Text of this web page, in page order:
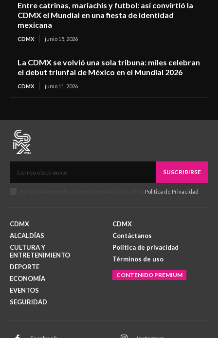
Entre catrinas, mariachis y futbol: así convirtió la
CDMX el Mundial en una fiesta de identidad
mexicana
CDMX junio 15, 2026
La CDMX se volvió una sola tribuna: miles celebran
el debut triunfal de México en el Mundial 2026
CDMX junio 11, 2026
SUSCRIBIRSE
Política de Privacidad
CDMX
ALCALDÍAS
CULTURA Y
ENTRETENIMIENTO
DEPORTE
ECONOMÍA
EVENTOS
SEGURIDAD
CDMX
Contáctanos
Política de privacidad
Términos de uso
CONTENIDO PREMIUM